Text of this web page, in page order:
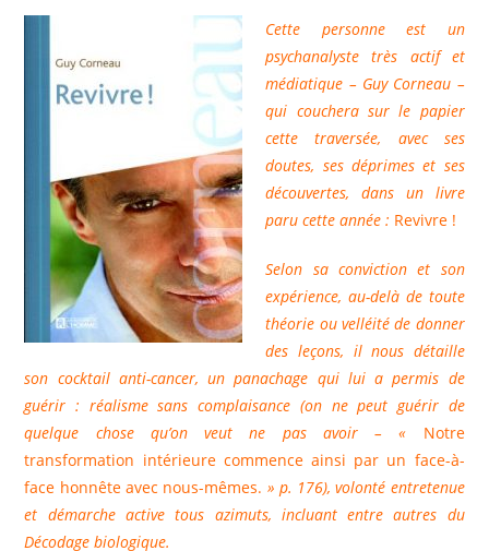
Cette personne est un
psychanalyste très actif et
médiatique – Guy Corneau –
qui couchera sur le papier
cette traversée, avec ses
doutes, ses déprimes et ses
découvertes, dans un livre
paru cette année : Revivre !
Selon sa conviction et son
expérience, au-delà de toute
théorie ou velléité de donner
des leçons, il nous détaille
son cocktail anti-cancer, un panachage qui lui a permis de
guérir : réalisme sans complaisance (on ne peut guérir de
quelque chose qu’on veut ne pas avoir – « Notre
transformation intérieure commence ainsi par un face-à-
face honnête avec nous-mêmes. » p. 176), volonté entretenue
et démarche active tous azimuts, incluant entre autres du
Décodage biologique.